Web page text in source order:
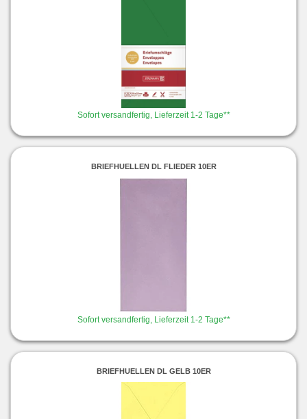
Sofort versandfertig, Lieferzeit 1-2 Tage**
BRIEFHUELLEN DL FLIEDER 10ER
Sofort versandfertig, Lieferzeit 1-2 Tage**
BRIEFHUELLEN DL GELB 10ER